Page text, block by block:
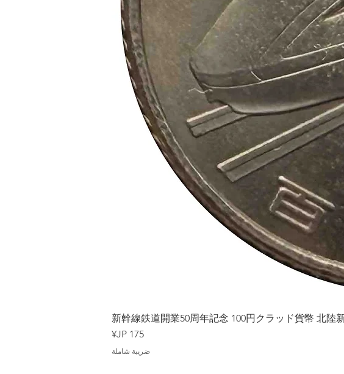
新幹線鉄道開業50周年記念 100円クラッド貨幣 北陸
السعر
ضريبة شاملة